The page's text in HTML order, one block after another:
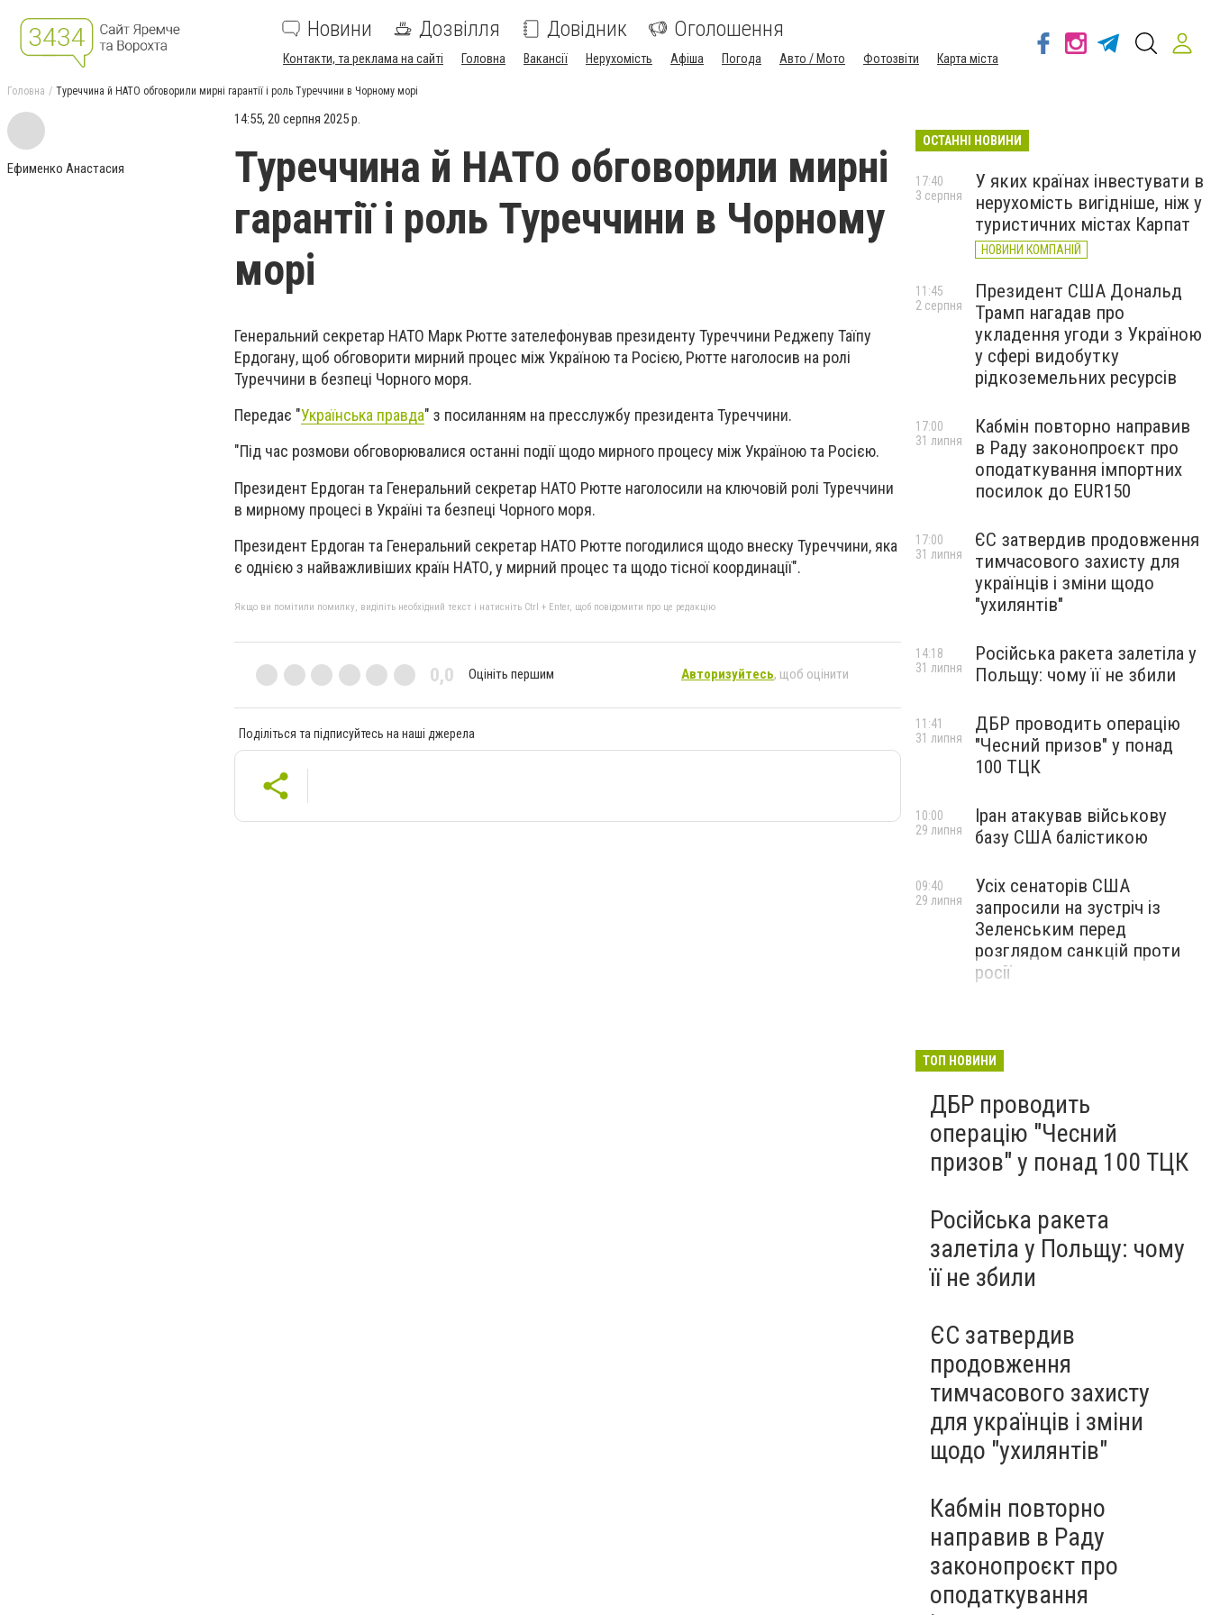
Новини Дозвілля Довідник Оголошення
Контакти, та реклама на сайті Головна Вакансії Нерухомість Афіша Погода Авто / Мото Фотозвіти Карта міста
Головна Туреччина й НАТО обговорили мирні гарантії і роль Туреччини в Чорному морі
Ефименко Анастасия
14:55, 20 серпня 2025 р.
Туреччина й НАТО обговорили мирні
гарантії і роль Туреччини в Чорному
морі
Генеральний секретар НАТО Марк Рютте зателефонував президенту Туреччини Реджепу Таїпу
Ердогану, щоб обговорити мирний процес між Україною та Росією, Рютте наголосив на ролі
Туреччини в безпеці Чорного моря.
Передає "Українська правда" з посиланням на пресслужбу президента Туреччини.
"Під час розмови обговорювалися останні події щодо мирного процесу між Україною та Росією.
Президент Ердоган та Генеральний секретар НАТО Рютте наголосили на ключовій ролі Туреччини
в мирному процесі в Україні та безпеці Чорного моря.
Президент Ердоган та Генеральний секретар НАТО Рютте погодилися щодо внеску Туреччини, яка
є однією з найважливіших країн НАТО, у мирний процес та щодо тісної координації".
Якщо ви помітили помилку, виділіть необхідний текст і натисніть Ctrl + Enter, щоб повідомити про це редакцію
0,0 Оцініть першим Авторизуйтесь, щоб оцінити
Поділіться та підписуйтесь на наші джерела
ОСТАННІ НОВИНИ
У яких країнах інвестувати в
нерухомість вигідніше, ніж у
туристичних містах Карпат
НОВИНИ КОМПАНІЙ
17:40
3 серпня
Президент США Дональд
Трамп нагадав про
укладення угоди з Україною
у сфері видобутку
рідкоземельних ресурсів
11:45
2 серпня
Кабмін повторно направив
в Раду законопроєкт про
оподаткування імпортних
посилок до EUR150
17:00
31 липня
ЄС затвердив продовження
тимчасового захисту для
українців і зміни щодо
"ухилянтів"
17:00
31 липня
Російська ракета залетіла у
Польщу: чому її не збили
14:18
31 липня
ДБР проводить операцію
"Чесний призов" у понад
100 ТЦК
11:41
31 липня
Іран атакував військову
базу США балістикою
10:00
29 липня
Усіх сенаторів США
запросили на зустріч із
Зеленським перед
розглядом санкцій проти
росії
09:40
29 липня
ТОП НОВИНИ
ДБР проводить
операцію "Чесний
призов" у понад 100 ТЦК
Російська ракета
залетіла у Польщу: чому
її не збили
ЄС затвердив
продовження
тимчасового захисту
для українців і зміни
щодо "ухилянтів"
Кабмін повторно
направив в Раду
законопроєкт про
оподаткування